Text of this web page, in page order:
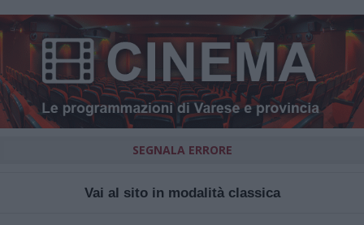
SEGNALA ERRORE
Vai al sito in modalità classica